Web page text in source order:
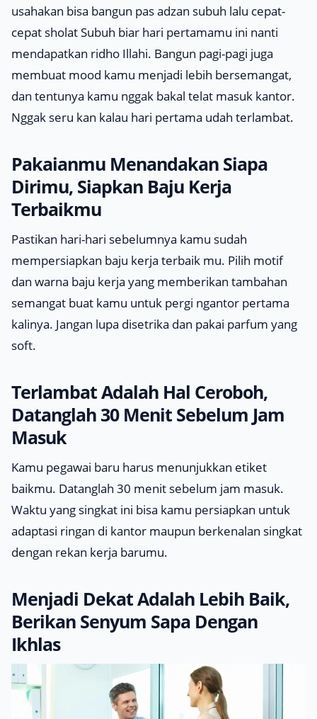
usahakan bisa bangun pas adzan subuh lalu cepat-
cepat sholat Subuh biar hari pertamamu ini nanti
mendapatkan ridho Illahi. Bangun pagi-pagi juga
membuat mood kamu menjadi lebih bersemangat,
dan tentunya kamu nggak bakal telat masuk kantor.
Nggak seru kan kalau hari pertama udah terlambat.
Pakaianmu Menandakan Siapa
Dirimu, Siapkan Baju Kerja
Terbaikmu
Pastikan hari-hari sebelumnya kamu sudah
mempersiapkan baju kerja terbaik mu. Pilih motif
dan warna baju kerja yang memberikan tambahan
semangat buat kamu untuk pergi ngantor pertama
kalinya. Jangan lupa disetrika dan pakai parfum yang
soft.
Terlambat Adalah Hal Ceroboh,
Datanglah 30 Menit Sebelum Jam
Masuk
Kamu pegawai baru harus menunjukkan etiket
baikmu. Datanglah 30 menit sebelum jam masuk.
Waktu yang singkat ini bisa kamu persiapkan untuk
adaptasi ringan di kantor maupun berkenalan singkat
dengan rekan kerja barumu.
Menjadi Dekat Adalah Lebih Baik,
Berikan Senyum Sapa Dengan
Ikhlas